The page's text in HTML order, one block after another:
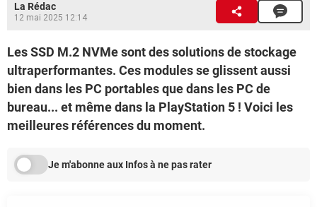
La Rédac
12 mai 2025 12:14
Les SSD M.2 NVMe sont des solutions de stockage
ultraperformantes. Ces modules se glissent aussi
bien dans les PC portables que dans les PC de
bureau... et même dans la PlayStation 5 ! Voici les
meilleures références du moment.
Je m'abonne aux Infos à ne pas rater